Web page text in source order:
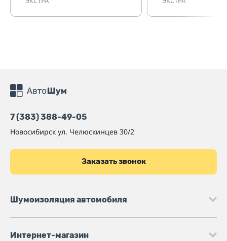
7 (383) 388-49-05
Новосибирск ул. Челюскинцев 30/2
Заказать звонок
Шумоизоляция автомобиля
Интернет-магазин